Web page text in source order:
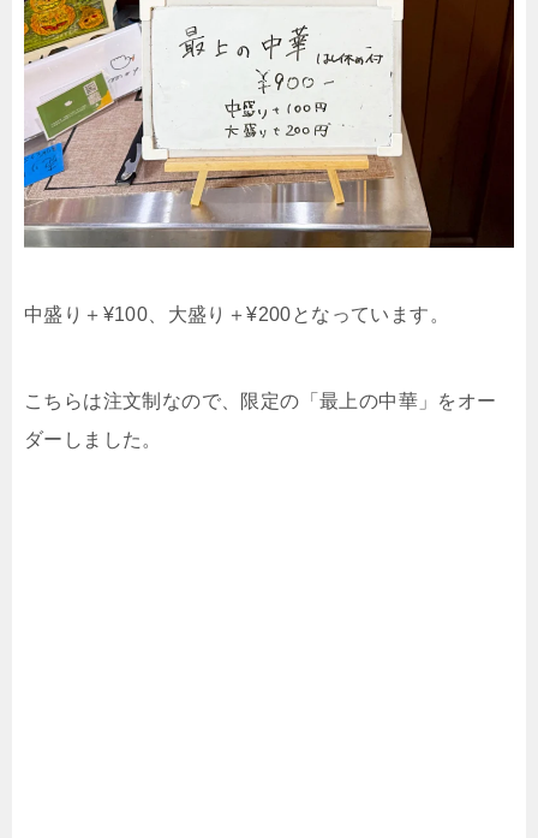
中盛り＋¥100、大盛り＋¥200となっています。
こちらは注文制なので、限定の「最上の中華」をオー
ダーしました。